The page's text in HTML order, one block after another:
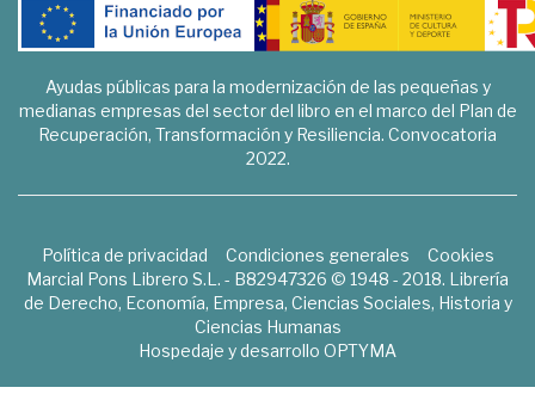
Ayudas públicas para la modernización de las pequeñas y
medianas empresas del sector del libro en el marco del Plan de
Recuperación, Transformación y Resiliencia. Convocatoria
2022.
Política de privacidad Condiciones generales
Cookies
Marcial Pons Librero S.L. - B82947326 © 1948 - 2018. Librería
de Derecho, Economía, Empresa, Ciencias Sociales, Historia y
Ciencias Humanas
Hospedaje y desarrollo OPTYMA